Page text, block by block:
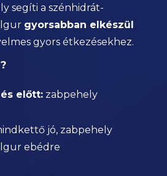
segíti a szénhidrát-
gyorsabban elkészül
gyors étkezésekhez.
előtt: zabpehely
jó, zabpehely
ebédre